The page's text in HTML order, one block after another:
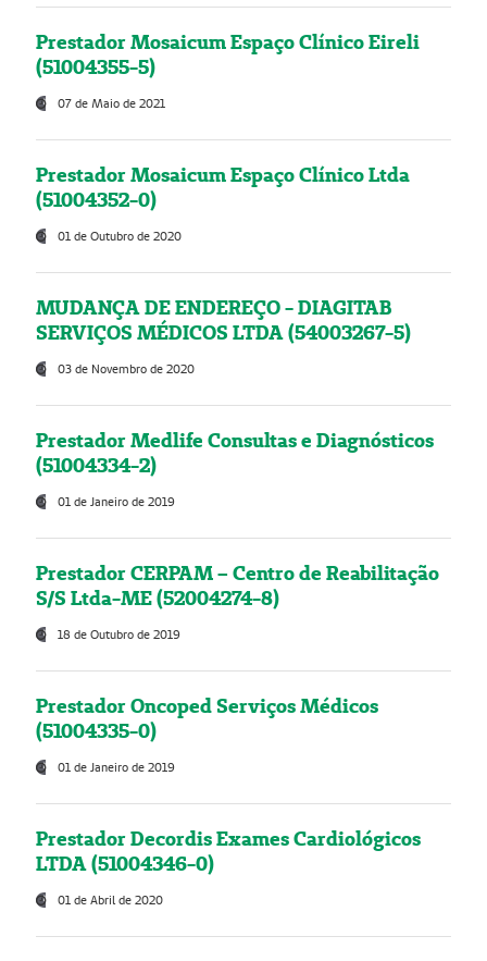
Prestador Mosaicum Espaço Clínico Eireli
(51004355-5)
07 de Maio de 2021
Prestador Mosaicum Espaço Clínico Ltda
(51004352-0)
01 de Outubro de 2020
MUDANÇA DE ENDEREÇO - DIAGITAB
SERVIÇOS MÉDICOS LTDA (54003267-5)
03 de Novembro de 2020
Prestador Medlife Consultas e Diagnósticos
(51004334-2)
01 de Janeiro de 2019
Prestador CERPAM – Centro de Reabilitação
S/S Ltda-ME (52004274-8)
18 de Outubro de 2019
Prestador Oncoped Serviços Médicos
(51004335-0)
01 de Janeiro de 2019
Prestador Decordis Exames Cardiológicos
LTDA (51004346-0)
01 de Abril de 2020